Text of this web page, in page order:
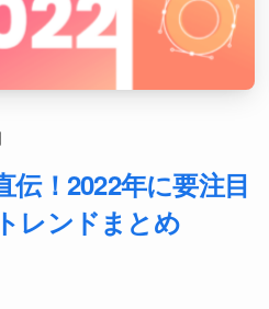
！2022年に要注目
レンドまとめ